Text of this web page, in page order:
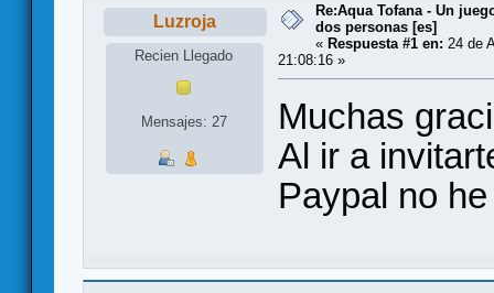
Luzroja
Recien Llegado
Mensajes: 27
Re:Aqua Tofana - Un
dos personas [es]
« Respuesta #1 en: 24 de
21:08:16 »
Muchas
Al ir a
Paypal no